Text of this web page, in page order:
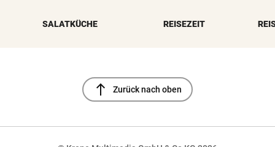
SALATKÜCHE REISEZEIT
north Zurück nach oben